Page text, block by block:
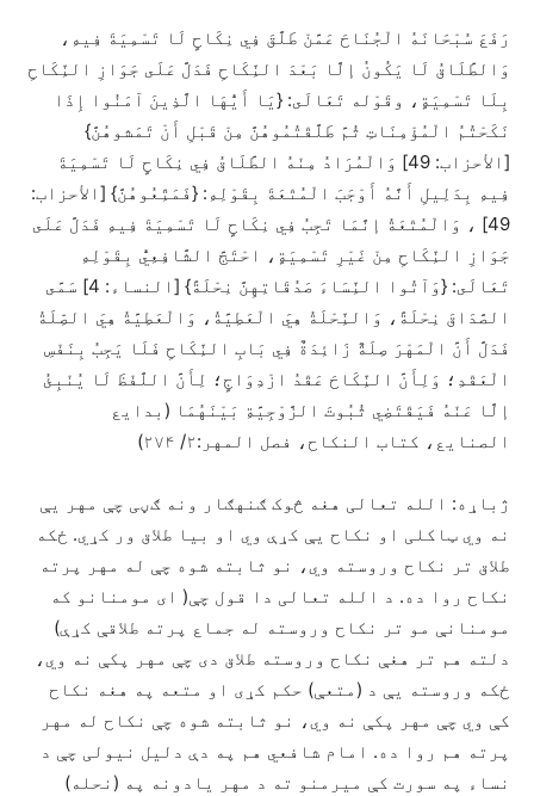
رَفَعَ سُبْحَانَهُ الْجُنَاحَ عَمَّنْ طَلَّقَ فِي نِكَاحٍ لَا تَسْمِيَةَ فِيهِ،
وَالطَّلَاقُ لَا يَكُونُ إلَّا بَعْدَ النِّكَاحِ فَدَلَّ عَلَى جَوَازِ النِّكَاحِ
بِلَا تَسْمِيَةٍ، وقَوْله تَعَالَى: {يَا أَيُّهَا الَّذِينَ آمَنُوا إِذَا
نَكَحْتُمُ الْمُؤْمِنَاتِ ثُمَّ طَلَّقْتُمُوهُنَّ مِنْ قَبْلِ أَنْ تَمَشوهُنَّ}
[الأحزاب: 49] وَالْمُرَادُ مِنْهُ الطَّلَاقُ فِي نِكَاحٍ لَا تَسْمِيَةَ
فِيهِ بِدَلِيلِ أَنَّهُ أَوْجَبَ الْمُتْعَةَ بِقَوْلِهِ: {فَمَتِّعُوهُنَّ} [الأحزاب:
49] ، وَالْمُتْعَةُ إنَّمَا تَجِبُ فِي نِكَاحٍ لَا تَسْمِيَةَ فِيهِ فَدَلَّ عَلَى
جَوَازِ النِّكَاحِ مِنْ غَيْرِ تَسْمِيَةٍ، احْتَجَّ الشَّافِعِيُّ بِقَوْلِهِ
تَعَالَى: {وَآتُوا النِّسَاءَ صَدُقَاتِهِنَّ نِحْلَةً} [النساء: 4] سَمَّى
الصَّدَاقَ نِحْلَةً، وَالنِّحْلَةُ هِيَ الْعَطِيَّةُ، وَالْعَطِيَّةُ هِيَ الصِّلَةُ
فَدَلَّ أَنَّ الْمَهْرَ صِلَةٌ زَائِدَةٌ فِي بَابِ النِّكَاحِ فَلَا يَجِبُ بِنَفْسِ
الْعَقْدِ؛ وَلِأَنَّ النِّكَاحَ عَقْدُ ازْدِوَاجٍ؛ لِأَنَّ اللَّفْظَ لَا يُنْبِئُ
إلَّا عَنْهُ فَيَقْتَضِي ثُبُوتَ الزَّوْجِيَّةِ بَيْنَهُمَا (بدایع
الصنایع، کتاب النکاح، فصل المهر:۲/ ۲۷۴)
ژباړه: الله تعالی هغه څوک ګنهګار ونه ګڼی چې مهر يې
نه وي ټاکلی او نکاح يې کړې وي او بیا طلاق ور کړي. ځکه
طلاق تر نکاح وروسته وي، نو ثابته شوه چې له مهر پرته
نکاح روا ده. د الله تعالی دا قول چې( ای مومنانو که
مومنانې مو تر نکاح وروسته له جماع پرته طلاقې کړې)
دلته هم تر هغې نکاح وروسته طلاق دی چې مهر پکې نه وي،
ځکه وروسته يې د (متعې) حکم کړی او متعه په هغه نکاح
کې وي چې مهر پکې نه وي، نو ثابته شوه چې نکاح له مهر
پرته هم روا ده. امام شافعي هم په دې دلیل نیولی چې د
نساء په سورت کې میرمنو ته د مهر یادونه په (نحله)